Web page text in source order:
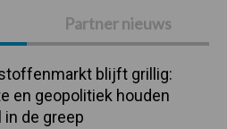
Partner nieuws
blijft grillig:
en geopolitiek houden
in de greep